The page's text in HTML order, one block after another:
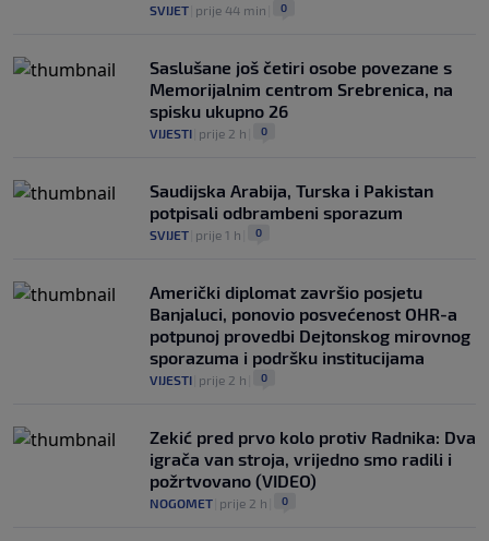
SVIJET prije 44 min 0
Saslušane još četiri osobe povezane s
Memorijalnim centrom Srebrenica, na
spisku ukupno 26
VIJESTI prije 2 h 0
Saudijska Arabija, Turska i Pakistan
potpisali odbrambeni sporazum
SVIJET prije 1 h 0
Američki diplomat završio posjetu
Banjaluci, ponovio posvećenost OHR-a
potpunoj provedbi Dejtonskog mirovnog
sporazuma i podršku institucijama
VIJESTI prije 2 h 0
Zekić pred prvo kolo protiv Radnika: Dva
igrača van stroja, vrijedno smo radili i
požrtvovano (VIDEO)
NOGOMET prije 2 h 0